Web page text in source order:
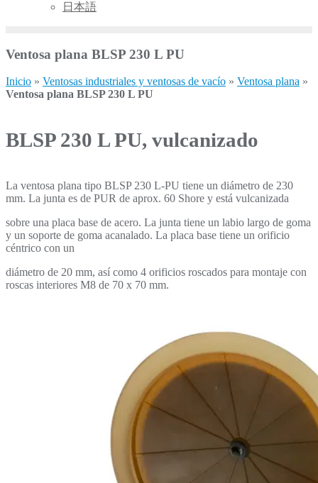
日本語
Ventosa plana BLSP 230 L PU
Inicio » Ventosas industriales y ventosas de vacío » Ventosa plana »
Ventosa plana BLSP 230 L PU
BLSP 230 L PU, vulcanizado
La ventosa plana tipo BLSP 230 L-PU tiene un diámetro de 230
mm. La junta es de PUR de aprox. 60 Shore y está vulcanizada
sobre una placa base de acero. La junta tiene un labio largo de goma
y un soporte de goma acanalado. La placa base tiene un orificio
céntrico con un
diámetro de 20 mm, así como 4 orificios roscados para montaje con
roscas interiores M8 de 70 x 70 mm.